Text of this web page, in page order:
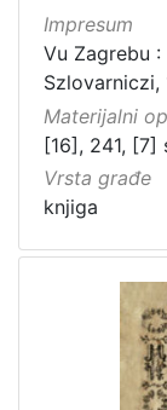
Impresum
Vu Zagrebu
Szlovarniczi,
Materijalni
[16], 241, [7]
Vrsta građe
knjiga